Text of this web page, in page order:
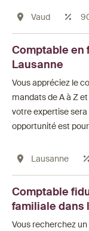
Vaud
Comptable en
Lausanne
Vous appréciez le
mandats de A à Z
votre expertise
opportunité est
Lausanne
Comptable
familiale dans
Vous recherchez